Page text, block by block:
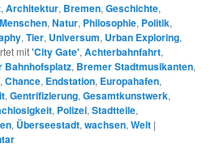
,Architektur, Bremen,Geschichte,
Menschen,Natur, Philosophie, Politik,
,Tier, Universum, Urban Exploring,
mit'City Gate',Achterbahnfahrt,
Bahnhofsplatz, Bremer Stadtmusikanten,
,Chance, Endstation, Europahafen,
,Gentrifizierung,Gesamtkunstwerk,
, Polizei,Stadtteile,
, Überseestadt,wachsen,Welt |